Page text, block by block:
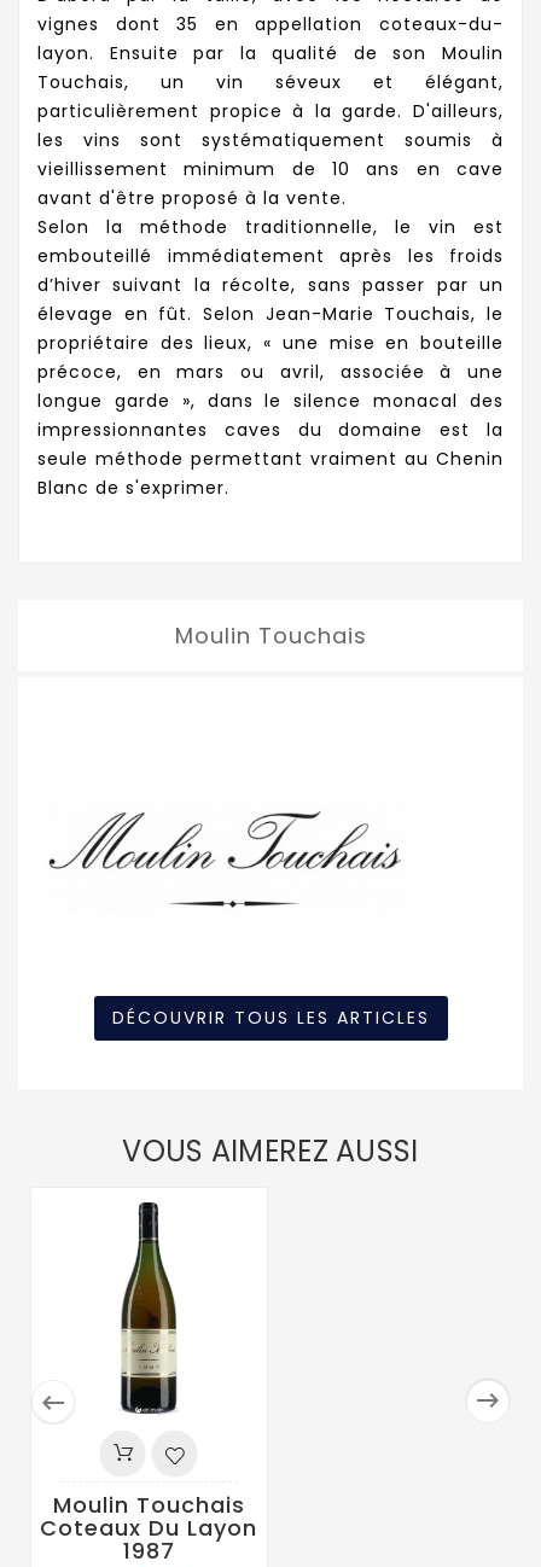
vignes dont 35 en appellation coteaux-du-
layon. Ensuite par la qualité de son Moulin
Touchais, un vin séveux et élégant,
particulièrement propice à la garde. D'ailleurs,
les vins sont systématiquement soumis à
vieillissement minimum de 10 ans en cave
avant d'être proposé à la vente.
Selon la méthode traditionnelle, le vin est
embouteillé immédiatement après les froids
d’hiver suivant la récolte, sans passer par un
élevage en fût. Selon Jean-Marie Touchais, le
propriétaire des lieux, « une mise en bouteille
précoce, en mars ou avril, associée à une
longue garde », dans le silence monacal des
impressionnantes caves du domaine est la
seule méthode permettant vraiment au Chenin
Blanc de s'exprimer.
Moulin Touchais
DÉCOUVRIR TOUS LES ARTICLES
VOUS AIMEREZ AUSSI
 
Moulin Touchais
Coteaux Du Layon
1987